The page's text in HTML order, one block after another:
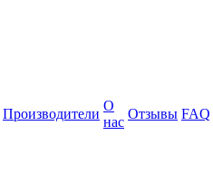
Производители
О
нас
Отзывы FAQ